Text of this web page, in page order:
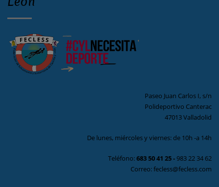
Paseo Juan Carlos I, s/n
Polideportivo Canterac
47013 Valladolid
De lunes, miércoles y viernes: de 10h -a 14h
Teléfono:683 50 41 25-983 22 34 62
Correo: fecless@fecless.com